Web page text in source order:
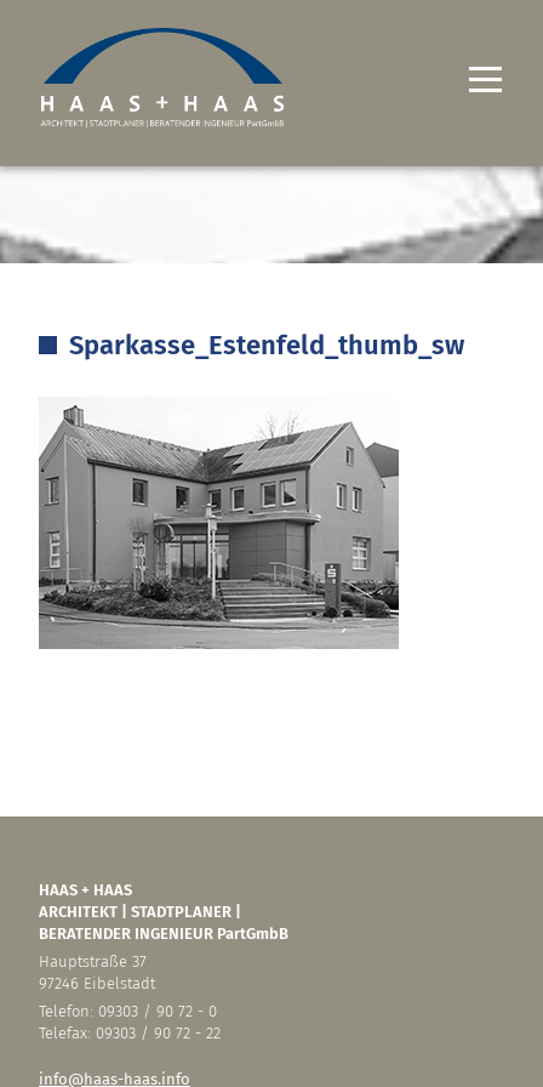
KARRIERE
KONTAKT
Sparkasse_Estenfeld_thumb_sw
HAAS + HAAS
ARCHITEKT | STADTPLANER |
BERATENDER INGENIEUR PartGmbB
Hauptstraße 37
97246 Eibelstadt
Telefon: 09303 / 90 72 - 0
Telefax: 09303 / 90 72 - 22
info@haas-haas.info